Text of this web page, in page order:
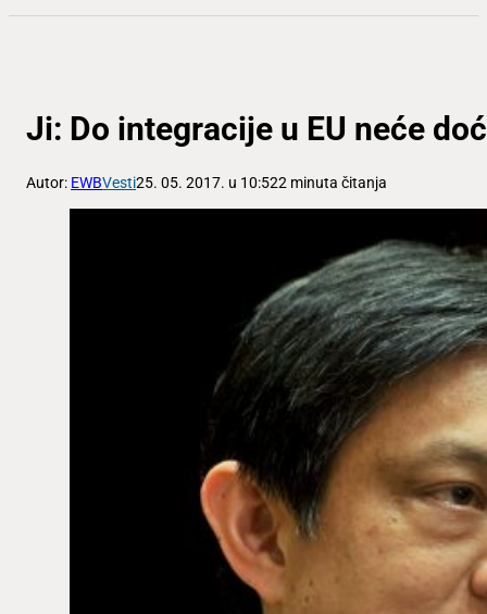
Ji: Do integracije u EU neće
Autor: EWBVesti25. 05. 2017. u 10:522 minuta čitanja